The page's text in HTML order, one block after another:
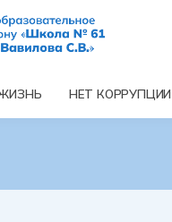
НЕТ КОРРУПЦИИ